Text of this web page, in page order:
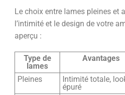
Le choix entre lames pleines et
l’intimité et le design de votre
aperçu :
Type de
lames
Avantages
Pleines
Intimité totale,
épuré